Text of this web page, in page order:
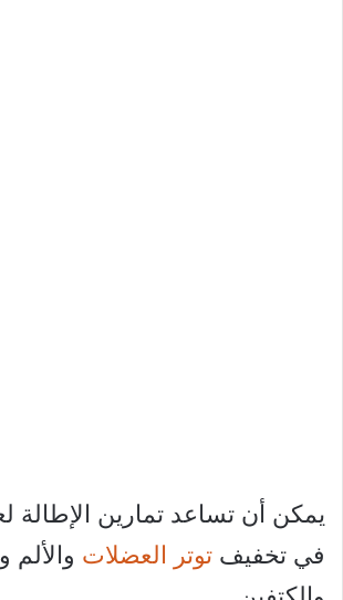
يمكن أن تساعد تمارين الإطالة
في تخفيف توتر العضلات